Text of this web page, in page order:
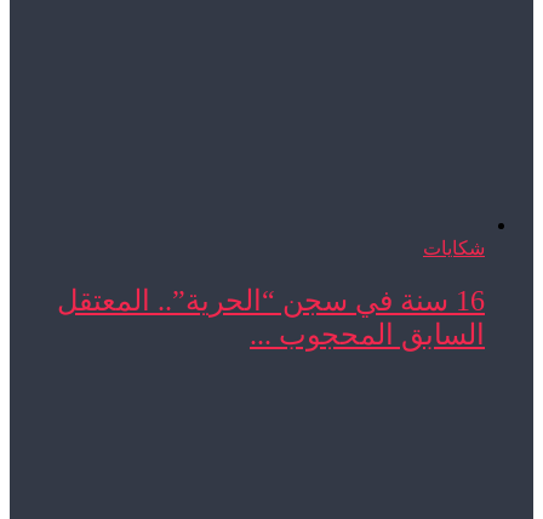
شكايات
16 سنة في سجن “الحرية”.. المعتقل
السابق المحجوب ...